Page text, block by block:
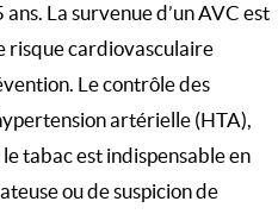
La survenue d’un AVC est
risque cardiovasculaire
Le contrôle des
artérielle (HTA),
tabac est indispensable en
ou de suspicion de